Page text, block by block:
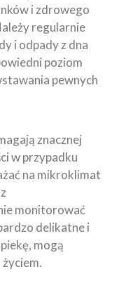
i zdrowego
regularnie
i odpady z dna
poziom
pewnych
znacznej
w przypadku
na mikroklimat
monitorować
delikatne i
mogą